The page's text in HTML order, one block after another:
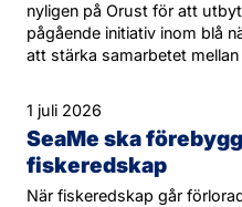
nyligen på Orust för att
pågående initiativ inom blå
att stärka samarbetet
1 juli 2026
SeaMe ska
fiskeredskap
När fiskeredskap går